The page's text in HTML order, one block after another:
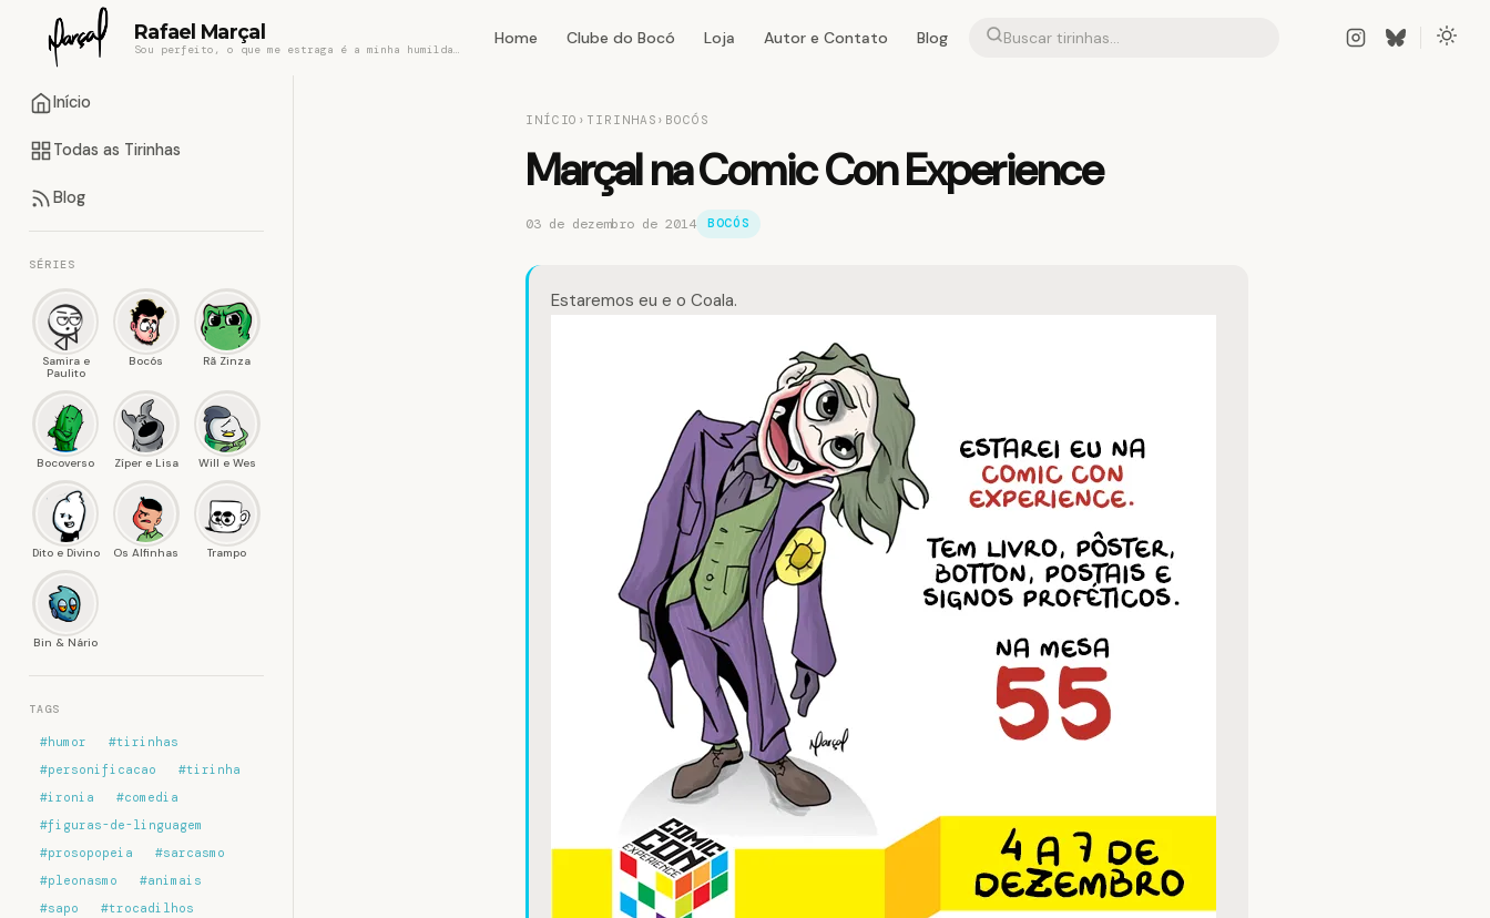
Rafael Marçal Home Clube do Bocó Loja Autor e Contato Blog
Início
Todas as Tirinhas
Blog
SÉRIES
Samira e
Paulito
Bocós Rã Zinza
Bocoverso Zíper e Lisa Will e Wes
Dito e Divino Os Alfinhas Trampo
Bin & Nário
TAGS
#humor
#tirinhas
#personificacao
#tirinha
#ironia
#comedia
#figuras-de-linguagem
#prosopopeia
#sarcasmo
#pleonasmo
#animais
#sapo
#trocadilhos
INÍCIO › TIRINHAS › BOCÓS
Marçal na Comic Con Experience
03 de dezembro de 2014 BOCÓS
Estaremos eu e o Coala.